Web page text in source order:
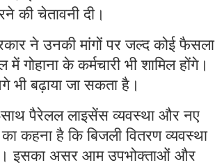
की चेतावनी दी।
ने उनकी मांगों पर जल्द कोई फैसला
गोहाना के कर्मचारी भी शामिल होंगे।
बढ़ाया जा सकता है।
साथ पैरेलल लाइसेंस व्यवस्था और नए
कहना है कि बिजली वितरण व्यवस्था
हैं। इसका असर आम उपभोक्ताओं और